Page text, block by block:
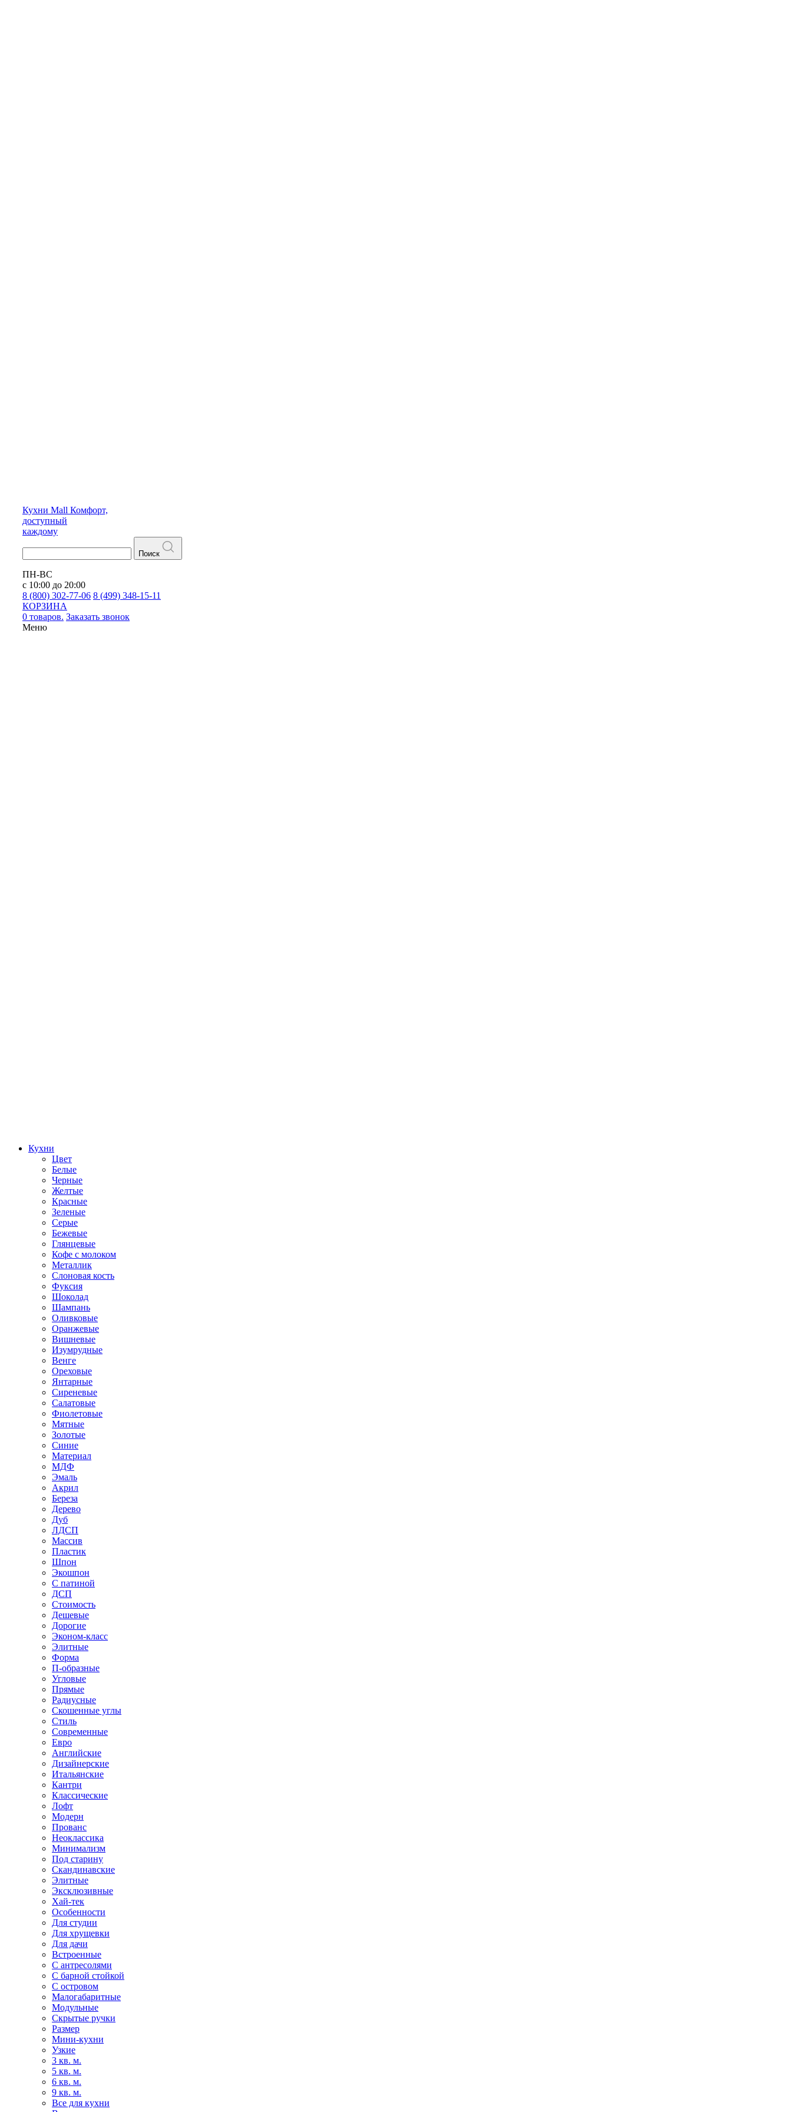
Кухни Mall Комфорт,
доступный
каждому
Поиск
ПН-ВС
с 10:00 до 20:00
8 (800) 302-77-06 8 (499) 348-15-11
КОРЗИНА
0 товаров. Заказать звонок
Меню
Кухни
Цвет
Белые
Черные
Желтые
Красные
Зеленые
Серые
Бежевые
Глянцевые
Кофе с молоком
Металлик
Слоновая кость
Фуксия
Шоколад
Шампань
Оливковые
Оранжевые
Вишневые
Изумрудные
Венге
Ореховые
Янтарные
Сиреневые
Салатовые
Фиолетовые
Мятные
Золотые
Синие
Материал
МДФ
Эмаль
Акрил
Береза
Дерево
Дуб
ЛДСП
Массив
Пластик
Шпон
Экошпон
С патиной
ДСП
Стоимость
Дешевые
Дорогие
Эконом-класс
Элитные
Форма
П-образные
Угловые
Прямые
Радиусные
Скошенные углы
Стиль
Современные
Евро
Английские
Дизайнерские
Итальянские
Кантри
Классические
Лофт
Модерн
Прованс
Неоклассика
Минимализм
Под старину
Скандинавские
Элитные
Эксклюзивные
Хай-тек
Особенности
Для студии
Для хрущевки
Для дачи
Встроенные
С антресолями
С барной стойкой
С островом
Малогабаритные
Модульные
Скрытые ручки
Размер
Мини-кухни
Узкие
3 кв. м.
5 кв. м.
6 кв. м.
9 кв. м.
Все для кухни